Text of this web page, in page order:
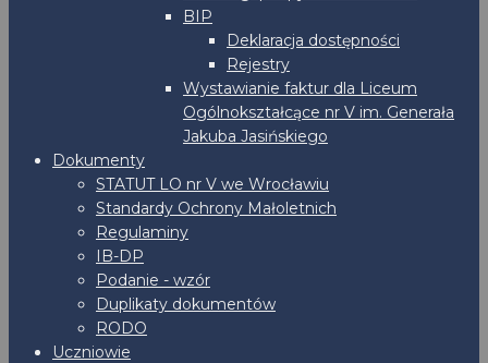
BIP
Deklaracja dostępności
Rejestry
Wystawianie faktur dla Liceum
Ogólnokształcące nr V im. Generała
Jakuba Jasińskiego
Dokumenty
STATUT LO nr V we Wrocławiu
Standardy Ochrony Małoletnich
Regulaminy
IB-DP
Podanie - wzór
Duplikaty dokumentów
RODO
Uczniowie